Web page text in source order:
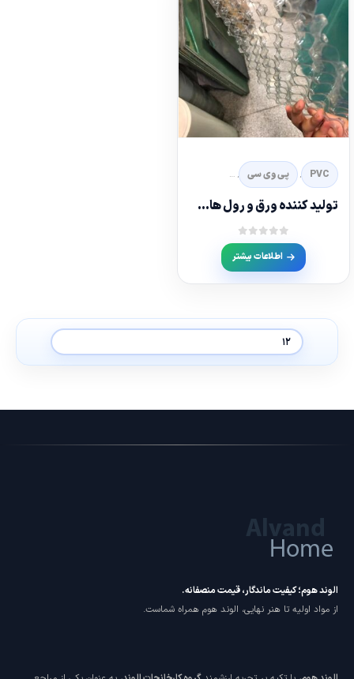
PVC
, پى وى سى ,
توليد كننده ورق و رول هاى پت P.E.T
0
out of 5
اطلاعات بیشتر
الوند هوم؛ کیفیت ماندگار، قیمت منصفانه.
از مواد اولیه تا هنر نهایی، الوند هوم همراه شماست.